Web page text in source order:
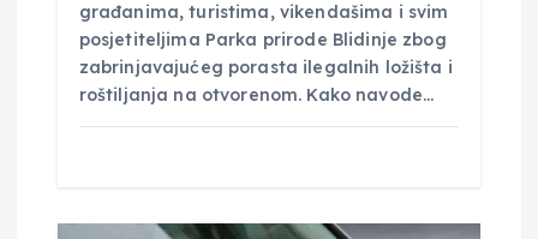
građanima, turistima, vikendašima i svim
posjetiteljima Parka prirode Blidinje zbog
zabrinjavajućeg porasta ilegalnih ložišta i
roštiljanja na otvorenom. Kako navode…